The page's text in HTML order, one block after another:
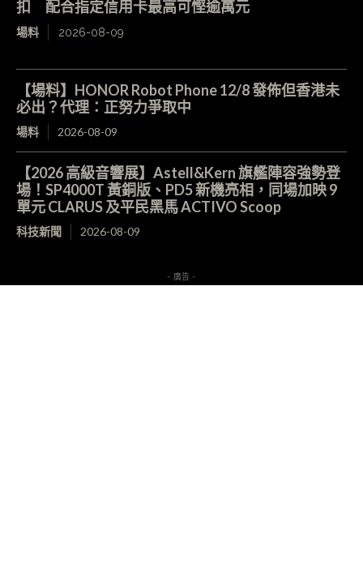
扣 配合指定信用卡最高可慳逾萬元
場料 2026-08-09
【場料】HONOR Robot Phone 12/8 發佈但香港未
必出？代理：正努力爭取中
場料 2026-08-09
【2026 高級音響展】Astell&Kern 旗艦陣容強勢登
場！SP4000T 黃銅版、PD5 新機亮相，同場加映 9
單元 CLARUS 及平民黑馬 ACTIVO Scoop
科技新聞 2026-08-09
- 廣告 -